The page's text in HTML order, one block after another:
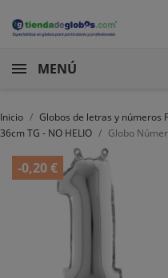
MENÚ
Inicio Globos de letras y números
36cm TG - NO HELIO
Globo
-0,20 €